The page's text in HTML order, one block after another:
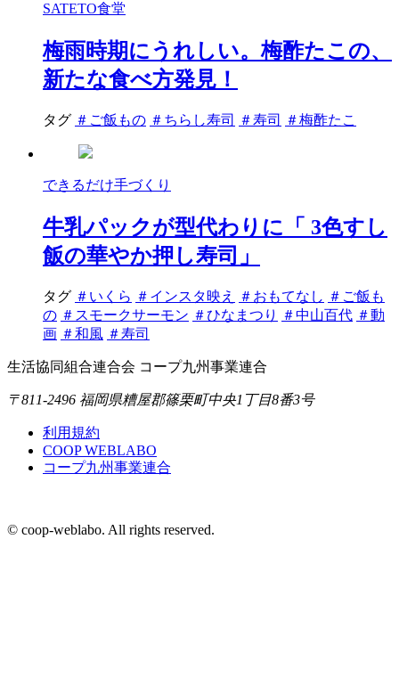
SATETO食堂
梅雨時期にうれしい。梅酢たこの、
新たな食べ方発見！
タグ ＃ご飯もの ＃ちらし寿司 ＃寿司 ＃梅酢たこ
できるだけ手づくり
牛乳パックが型代わりに「 3色すし
飯の華やか押し寿司」
タグ ＃いくら ＃インスタ映え ＃おもてなし ＃ご飯も
の ＃スモークサーモン ＃ひなまつり ＃中山百代 ＃動
画 ＃和風 ＃寿司
生活協同組合連合会 コープ九州事業連合
〒811-2496 福岡県糟屋郡篠栗町中央1丁目8番3号
利用規約
COOP WEBLABO
コープ九州事業連合
© coop-weblabo. All rights reserved.